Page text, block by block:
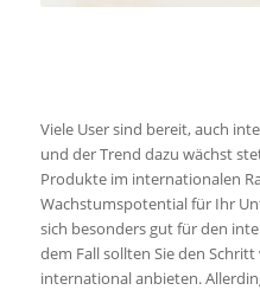
Viele User sind bereit, auch
und der Trend dazu wächst
Produkte im internationalen
Wachstumspotential für Ihr
sich besonders gut für den
dem Fall sollten Sie den
international anbieten.